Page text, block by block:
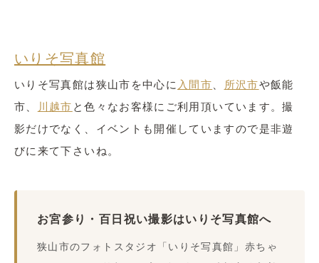
いりそ写真館
いりそ写真館は狭山市を中心に 入間市 所沢市や飯能
市、
川越市 と色々なお客様にご利用頂いています。撮
影だけでなく、イベントも開催していますので是非遊
びに来て下さいね。
お宮参り・百日祝い撮影はいりそ写真館へ
狭山市のフォトスタジオ「いりそ写真館」赤ちゃ